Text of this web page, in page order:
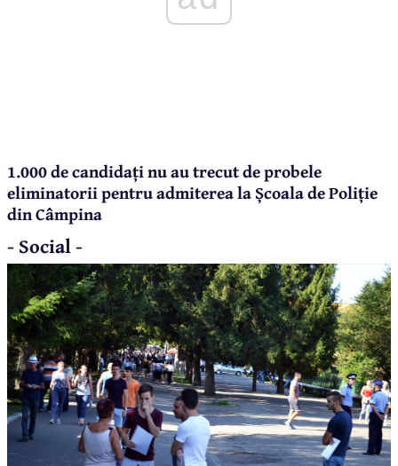
1.000 de candidați nu au trecut de probele
eliminatorii pentru admiterea la Școala de Poliție
din Câmpina
- Social -